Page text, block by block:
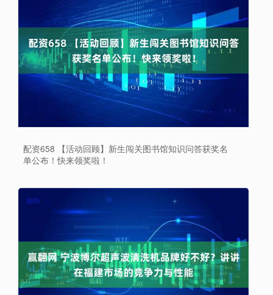
配资658 【活动回顾】新生闯关图书馆知识问答获奖名
单公布！快来领奖啦！